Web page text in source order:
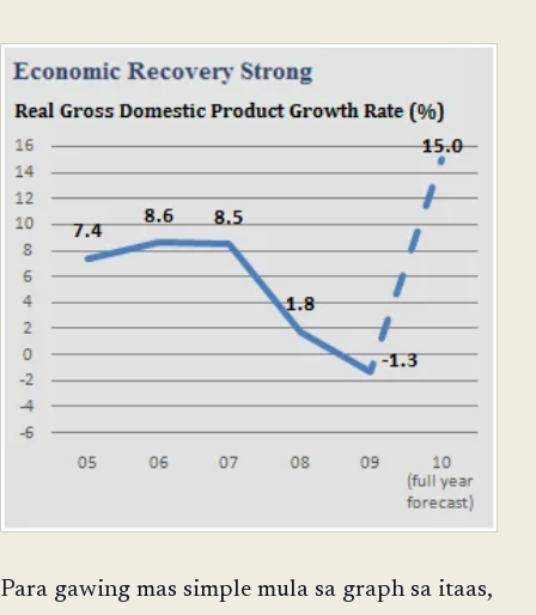
Para gawing mas simple mula sa graph sa itaas,